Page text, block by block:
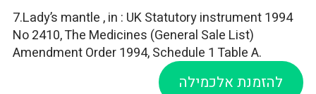
7.Lady’s mantle , in : UK Statutory instrument 1994
No 2410, The Medicines (General Sale List)
Amendment Order 1994, Schedule 1 Table A.
להזמנת אלכמילה